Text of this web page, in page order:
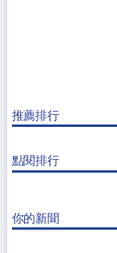
推薦排行
點閱排行
你的新聞